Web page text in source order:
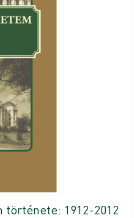
története: 1912-2012